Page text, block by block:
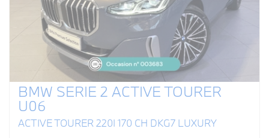
BMW SERIE 2 ACTIVE TOURER
U06
ACTIVE TOURER 220I 170 CH DKG7 LUXURY